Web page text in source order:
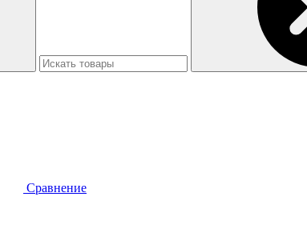
Сравнение